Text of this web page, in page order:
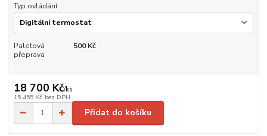
Typ ovládání
Paletová
přeprava
500 Kč
18 700 Kč/ks
15 455 Kč bez DPH
Přidat do košíku